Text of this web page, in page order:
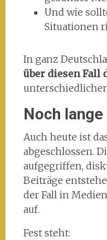
Und wie
Situationen
In ganz
über diesen Fall
Noch
Auch heute ist
abgeschlossen.
aufgegriffen,
Beiträge
der Fall in
auf.
Fest steht: